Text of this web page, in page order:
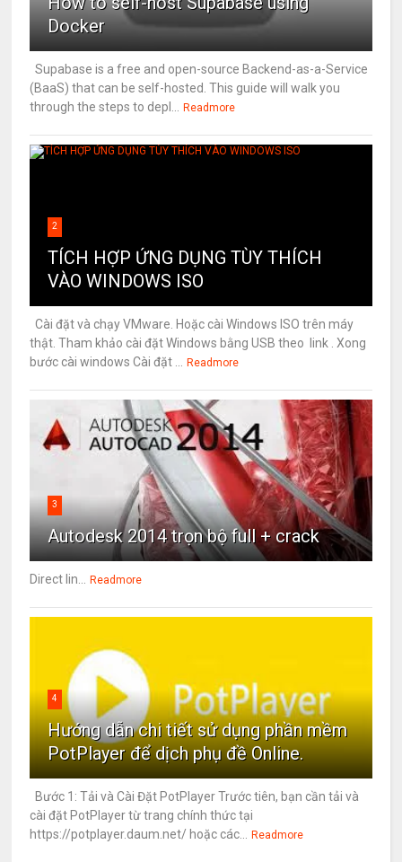
Docker
Supabase is a free and open-source Backend-as-a-Service
(BaaS) that can be self-hosted. This guide will walk you
through the steps to depl... Readmore
2
TÍCH HỢP ỨNG DỤNG TÙY THÍCH
VÀO WINDOWS ISO
Cài đặt và chạy VMware. Hoặc cài Windows ISO trên máy
thật. Tham khảo cài đặt Windows bằng USB theo link . Xong
bước cài windows Cài đặt ... Readmore
3
Autodesk 2014 trọn bộ full + crack
Direct lin... Readmore
4
Hướng dẫn chi tiết sử dụng phần mềm
PotPlayer để dịch phụ đề Online.
Bước 1: Tải và Cài Đặt PotPlayer Trước tiên, bạn cần tải và
cài đặt PotPlayer từ trang chính thức tại
https://potplayer.daum.net/ hoặc các... Readmore